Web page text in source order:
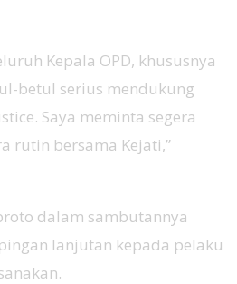
Kepala OPD, khususnya
betul serius mendukung
Saya meminta segera
rutin bersama Kejati,”
dalam sambutannya
lanjutan kepada pelaku